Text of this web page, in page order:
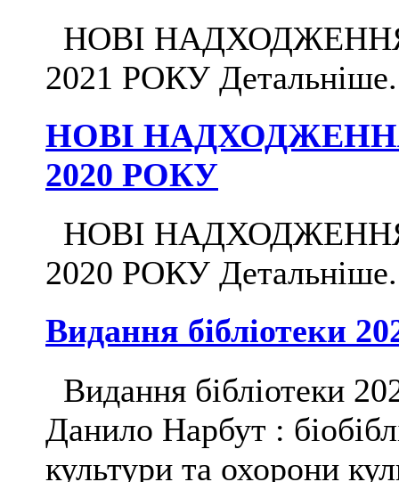
НОВІ
2021 РОКУ
НОВІ
2020 РОКУ
НОВІ
2020 РОКУ
Видання бібліотеки
Видання бібліотеки
Данило Нарбут :
культури та охорони